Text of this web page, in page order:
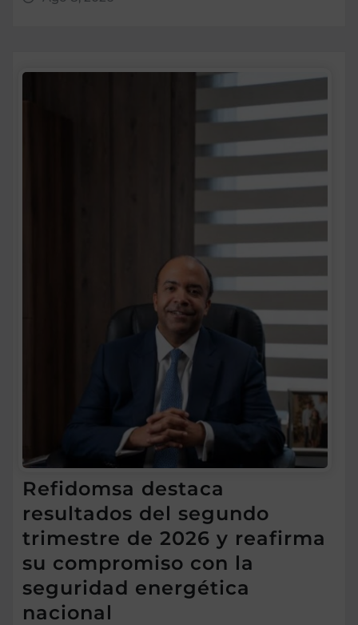
Refidomsa destaca
resultados del segundo
trimestre de 2026 y reafirma
su compromiso con la
seguridad energética
nacional